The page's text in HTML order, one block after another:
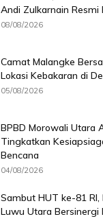
Andi Zulkarnain Resmi
08/08/2026
Camat Malangke
Lokasi Kebakaran di
05/08/2026
BPBD Morowali Utara
Tingkatkan
Bencana
04/08/2026
Sambut HUT ke-81 RI,
Luwu Utara Bersinergi